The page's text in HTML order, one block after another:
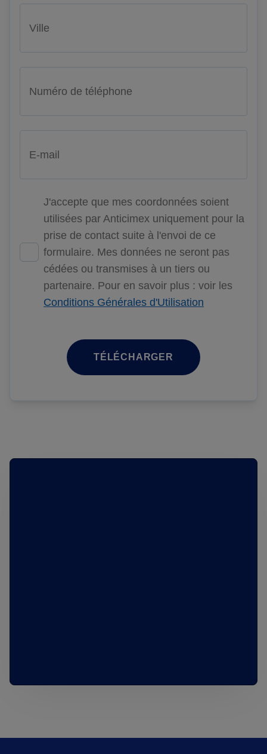
Ville
Numéro de téléphone
E-mail
J'accepte que mes coordonnées soient
utilisées par Anticimex uniquement pour la
prise de contact suite à l'envoi de ce
formulaire. Mes données ne seront pas
cédées ou transmises à un tiers ou
partenaire. Pour en savoir plus : voir les
Conditions Générales d'Utilisation
TÉLÉCHARGER